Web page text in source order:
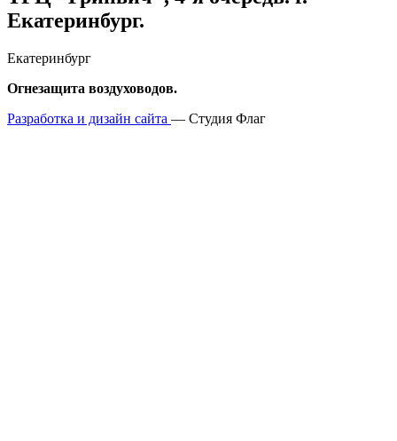
Екатеринбург.
Екатеринбург
Огнезащита воздуховодов.
Разработка и дизайн сайта — Студия Флаг